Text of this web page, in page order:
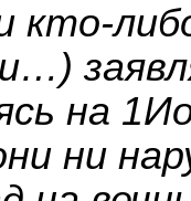
кто-
на
ни